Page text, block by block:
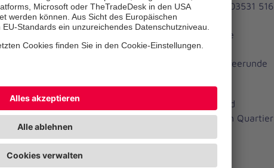
Wir bitten umvorherige Anmeldungunter Tel. 03531 516
0280 oder Tel. 0355 477 46 175
Auf Anfrage kann ein kostenloser Shuttle-Service
angeboten werden.
Jeder Termin schließt mit einer gemütlichen Kaffeerunde
Die Veranstaltungsreihe „Kontakte boostern“ wird
gefördert von der Fachstelle Altern und Pflege im Quartier
im Land Brandenburg.